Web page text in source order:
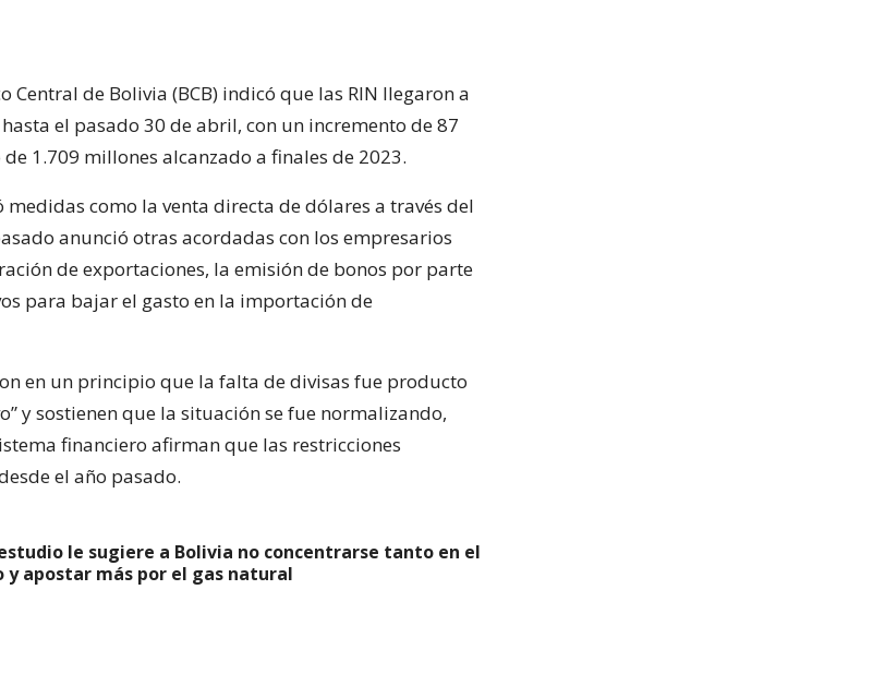
Central de Bolivia (BCB) indicó que las RIN llegaron a
el pasado 30 de abril, con un incremento de 87
1.709 millones alcanzado a finales de 2023.
medidas como la venta directa de dólares a través del
anunció otras acordadas con los empresarios
de exportaciones, la emisión de bonos por parte
para bajar el gasto en la importación de
en un principio que la falta de divisas fue producto
y sostienen que la situación se fue normalizando,
financiero afirman que las restricciones
el año pasado.
le sugiere a Bolivia no concentrarse tanto en el
y apostar más por el gas natural